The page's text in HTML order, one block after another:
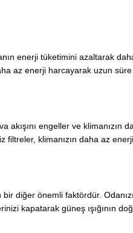
enerji tüketimini azaltarak
az enerji harcayarak uzun
engeller ve
klimanızın daha az
önemli faktördür.
kapatarak güneş